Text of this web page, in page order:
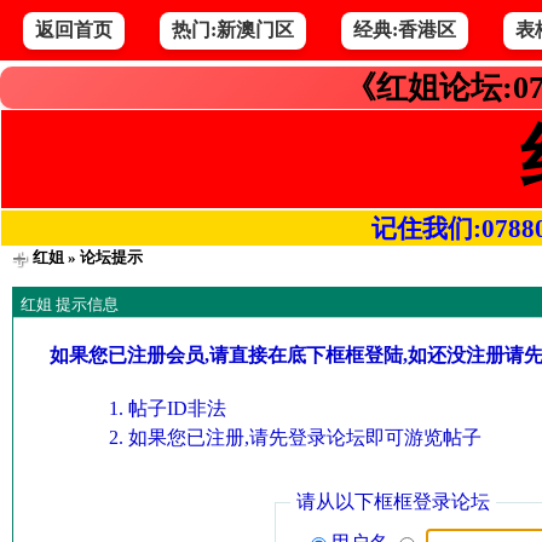
返回首页 热门:新澳门区 经典:香港区 表
《红姐论坛
记住我们
红姐» 论坛提示
红姐 提示信息
如果您已注册会员,请直接在底下框框登陆,如还没注册请
帖子ID非法
如果您已注册,请先登录论坛即可游览帖子
请从以下框框登录论坛